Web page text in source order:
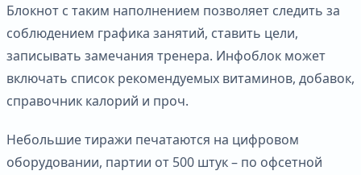
Блокнот с таким наполнением позволяет следить за
соблюдением графика занятий, ставить цели,
записывать замечания тренера. Инфоблок может
включать список рекомендуемых витаминов, добавок,
справочник калорий и проч.
Небольшие тиражи печатаются на цифровом
оборудовании, партии от 500 штук – по офсетной